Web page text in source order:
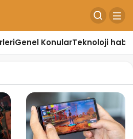
Genel KonularTeknoloji